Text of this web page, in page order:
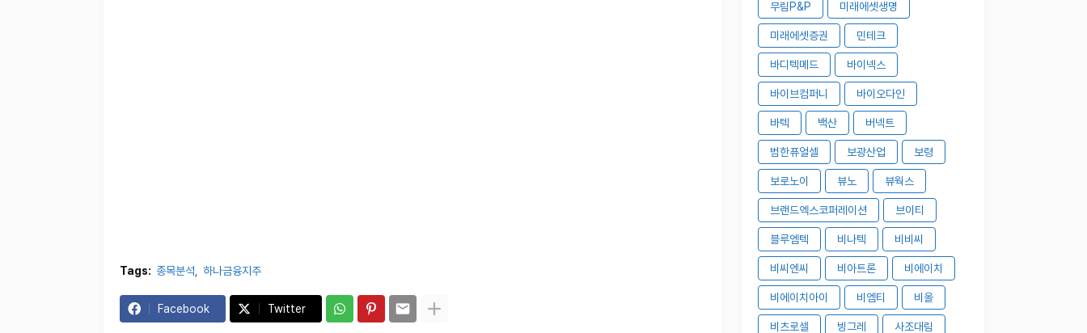
Tags: 종목분석 하나금융지주
Facebook Twitter
무림P&P 미래에셋생명
미래에셋증권 민테크
바디텍메드 바이넥스
바이브컴퍼니 바이오다인
바텍 백산 버넥트
범한퓨얼셀 보광산업 보령
보로노이 뷰노 뷰웍스
브랜드엑스코퍼레이션 브이티
블루엠텍 비나텍 비비씨
비씨엔씨 비아트론 비에이치
비에이치아이 비엠티 비올
비츠로셀 빙그레 사조대림